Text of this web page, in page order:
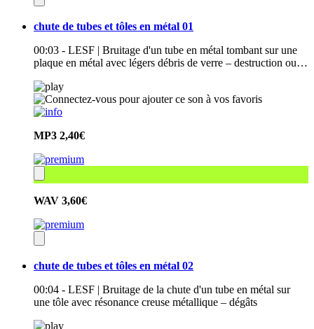
chute de tubes et tôles en métal 01
00:03 - LESF | Bruitage d'un tube en métal tombant sur une
plaque en métal avec légers débris de verre – destruction ou…
MP3 2,40€
WAV 3,60€
chute de tubes et tôles en métal 02
00:04 - LESF | Bruitage de la chute d'un tube en métal sur
une tôle avec résonance creuse métallique – dégâts